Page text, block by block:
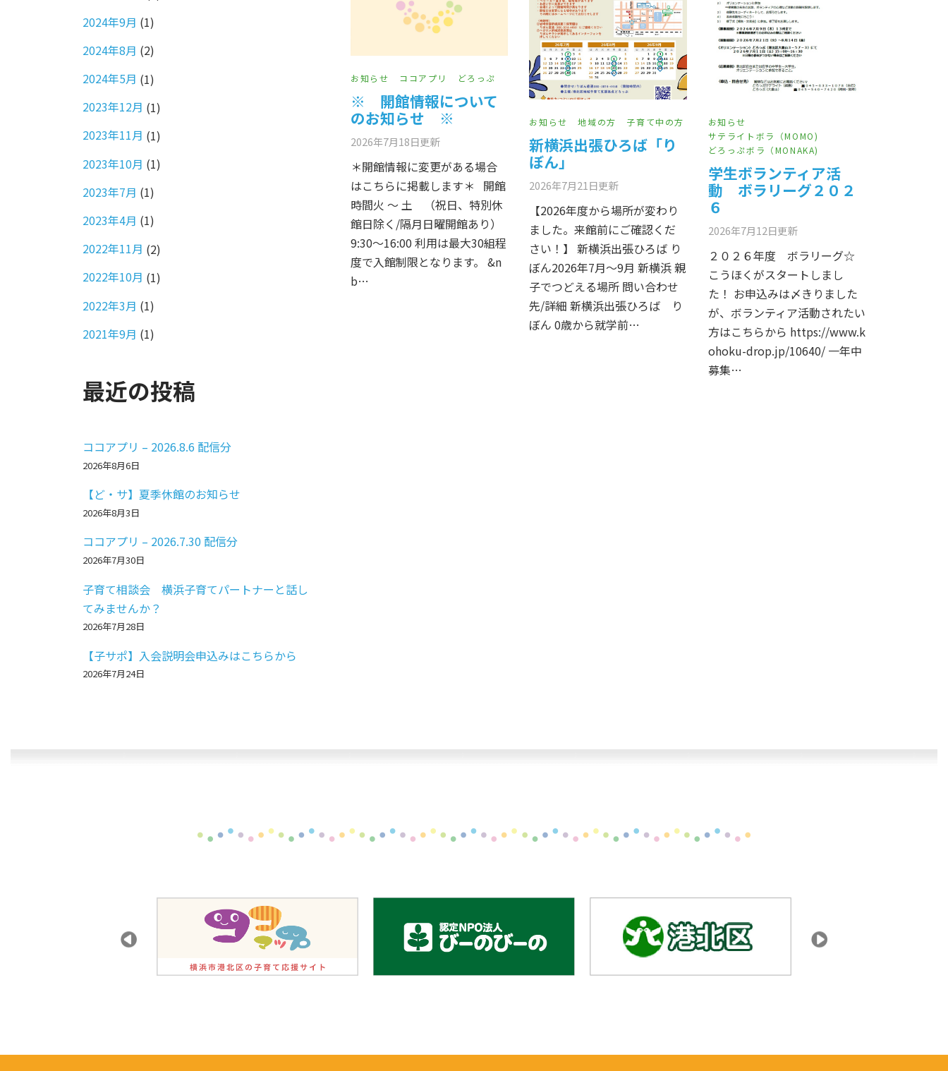
お知らせ ココアプリ どろっぷ
※ 開館情報について
のお知らせ ※
2026年7月18日更新
＊開館情報に変更がある場合
はこちらに掲載します＊ 開館
時間火 〜 土 （祝日、特別休
館日除く/隔月日曜開館あり）
9:30〜16:00 利用は最大30組程
度で入館制限となります。 &n
b…
お知らせ 地域の方 子育て中の方
新横浜出張ひろば「り
ぼん」
2026年7月21日更新
【2026年度から場所が変わり
ました。来館前にご確認くだ
さい！】 新横浜出張ひろば り
ぼん2026年7月～9月 新横浜 親
子でつどえる場所 問い合わせ
先/詳細 新横浜出張ひろば り
ぼん 0歳から就学前…
お知らせ
サテライトボラ（MOMO)
どろっぷボラ（MONAKA)
学生ボランティア活
動 ボラリーグ２０２
６
2026年7月12日更新
２０２６年度 ボラリーグ☆
こうほくがスタートしまし
た！ お申込みは〆きりました
が、ボランティア活動されたい
方はこちらから https://www.k
ohoku-drop.jp/10640/ 一年中
募集…
2024年9月 (1)
2024年8月 (2)
2024年5月 (1)
2023年12月 (1)
2023年11月 (1)
2023年10月 (1)
2023年7月 (1)
2023年4月 (1)
2022年11月 (2)
2022年10月 (1)
2022年3月 (1)
2021年9月 (1)
最近の投稿
ココアプリ – 2026.8.6 配信分
2026年8月6日
【ど・サ】夏季休館のお知らせ
2026年8月3日
ココアプリ – 2026.7.30 配信分
2026年7月30日
子育て相談会 横浜子育てパートナーと話し
てみませんか？
2026年7月28日
【子サポ】入会説明会申込みはこちらから
2026年7月24日